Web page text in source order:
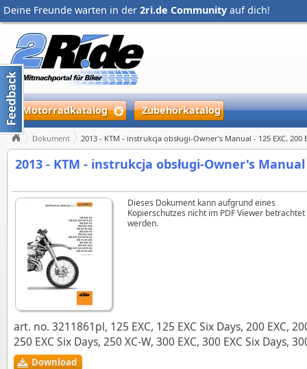
Deine Freunde warten in der 2ri.de Community auf dich!
Motorradkatalog Zubehörkatalog
Dokument 2013 - KTM - instrukcja obsługi-Owner's Manual - 125 EXC, 200
2013 - KTM - instrukcja obsługi-Owner's Manual -
Dieses Dokument kann aufgrund eines
Kopierschutzes nicht im PDF Viewer betrachtet
werden.
art. no. 3211861pl, 125 EXC, 125 EXC Six Days, 200 EXC,
250 EXC Six Days, 250 XC-W, 300 EXC, 300 EXC Six Days,
Download